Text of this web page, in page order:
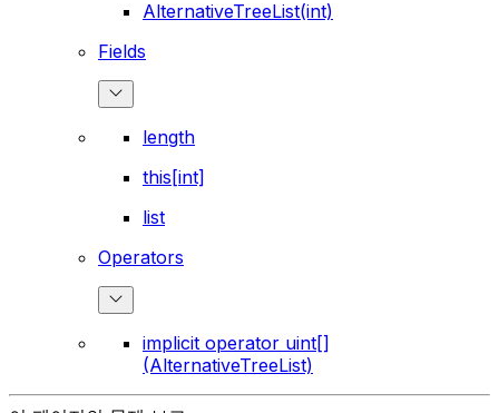
AlternativeTreeList(int)
Fields
length
this[int]
list
Operators
implicit operator uint[]
(AlternativeTreeList)